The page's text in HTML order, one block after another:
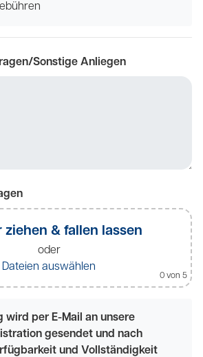
Sonstige Anliegen
ziehen & fallen lassen
oder
Dateien auswählen
0 von 5
wird per E-Mail an unsere
gesendet und nach
und Vollständigkeit